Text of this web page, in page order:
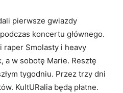
pierwsze gwiazdy
koncertu głównego.
raper Smolasty i heavy
a w sobotę Marie. Resztę
tygodniu. Przez trzy dni
KultURalia będą płatne.